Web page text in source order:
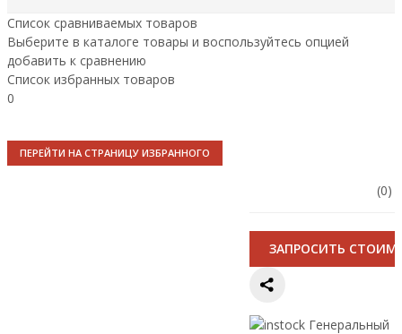
Список сравниваемых товаров
Выберите в каталоге товары и воспользуйтесь опцией
добавить к сравнению
Список избранных товаров
0
ПЕРЕЙТИ НА СТРАНИЦУ ИЗБРАННОГО
(0)
ЗАПРОСИТЬ
Генеральный